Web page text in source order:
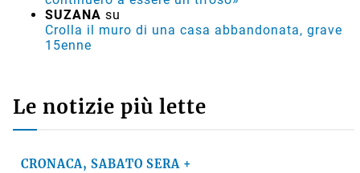
SUZANA su
Crolla il muro di una casa abbandonata, grave
15enne
Le notizie più lette
CRONACA, SABATO SERA +